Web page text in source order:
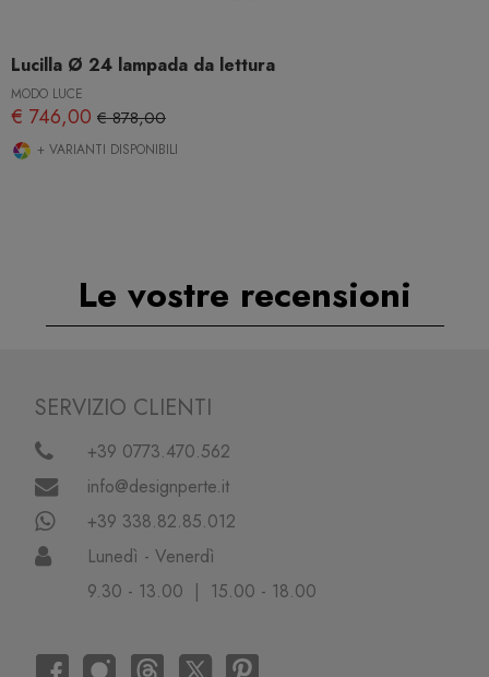
Lucilla Ø 24 lampada da lettura
MODO LUCE
€ 746,00 € 878,00
+ VARIANTI DISPONIBILI
Le vostre recensioni
SERVIZIO CLIENTI
+39 0773.470.562
info@designperte.it
+39 338.82.85.012
Lunedì - Venerdì
9.30 - 13.00 | 15.00 - 18.00